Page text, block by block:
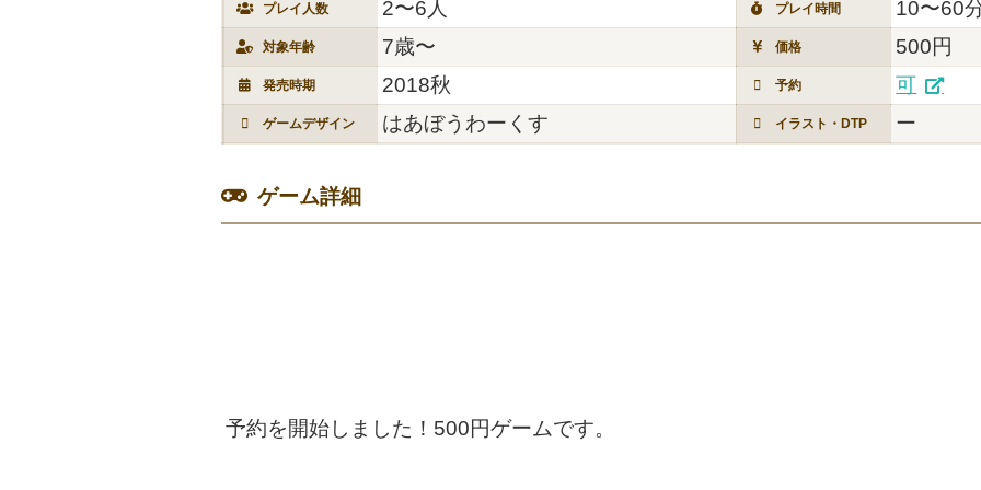
プレイ人数 2〜6人 プレイ時間 10〜60
対象年齢 7歳〜 価格 500円
発売時期 2018秋 予約 可
ゲームデザイン はあぼうわーくす イラスト・DTP ー
ゲーム詳細
予約を開始しました！500円ゲームです。